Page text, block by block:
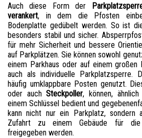
Auch diese Form der
verankert, in dem die Pfosten
Bodenplatte gedübelt werden. So ist
besonders stabil und sicher.
für mehr Sicherheit und bessere
auf Parkplätzen. Sie können sowohl
einem Parkhaus oder auf einem
auch als individuelle Parkplatzsperre.
häufig umklappbare Posten genutzt.
oder auchSteckpoller, können,
einem Schlüssel bedient und
kann nicht nur ein Parkplatz, sondern
Zufahrt zu einem Gebäude für die
freigegeben werden.